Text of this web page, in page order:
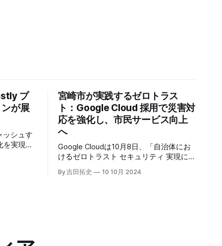
プ
が展
ッシュす
を実現す
供を開始
ロダク
宮崎市が実践するゼロトラス
ト：Google Cloud 採用で災害対
応を強化し、市民サービス向上
へ
Google Cloudは10月8日、「自治体にお
けるゼロトラスト セキュリティ 実現に
向けて」と題した記者説明会を開催し、
自治体向けにゼロトラストセキュリティ
By 吉田拓史 10 10月 2024